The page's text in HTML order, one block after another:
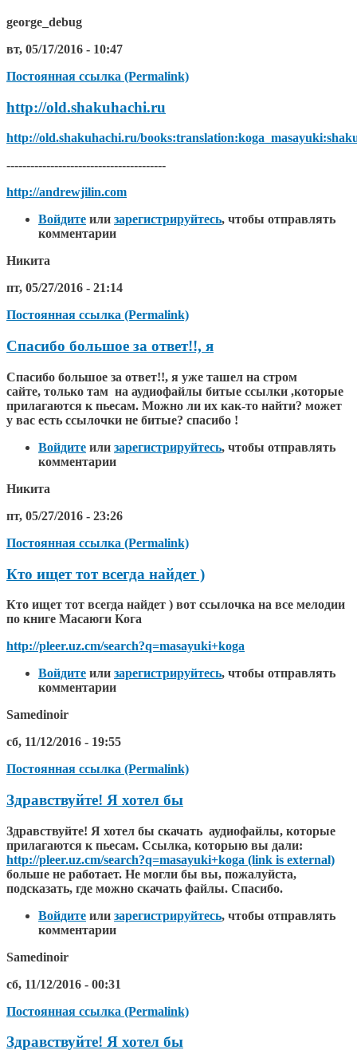
george_debug
вт, 05/17/2016 - 10:47
Постоянная ссылка (Permalink)
http://old.shakuhachi.ru
http://old.shakuhachi.ru/
----------------------------------------
http://andrewjilin.com
Войдите или зарегистрируйтесь, чтобы отправлять
комментарии
Никита
пт, 05/27/2016 - 21:14
Постоянная ссылка (Permalink)
Спасибо большое за ответ!!, я
Спасибо большое за ответ!!, я уже ташел на стром
сайте, только там на аудиофайлы битые ссылки ,которые
прилагаются к пьесам. Можно ли их как-то найти? может
у вас есть ссылочки не битые? спасибо !
Войдите или зарегистрируйтесь, чтобы отправлять
комментарии
Никита
пт, 05/27/2016 - 23:26
Постоянная ссылка (Permalink)
Кто ищет тот всегда найдет )
Кто ищет тот всегда найдет ) вот ссылочка на все мелодии
по книге Масаюги Кога
http://pleer.uz.cm/search?q=masayuki+koga
Войдите или зарегистрируйтесь, чтобы отправлять
комментарии
Samedinoir
сб, 11/12/2016 - 19:55
Постоянная ссылка (Permalink)
Здравствуйте! Я хотел бы
Здравствуйте! Я хотел бы скачать аудиофайлы, которые
прилагаются к пьесам. Ссылка, которыю вы дали:
http://pleer.uz.cm/search?q=masayuki+koga (link is external)
больше не работает. Не могли бы вы, пожалуйста,
подсказать, где можно скачать файлы. Спасибо.
Войдите или зарегистрируйтесь, чтобы отправлять
комментарии
Samedinoir
сб, 11/12/2016 - 00:31
Постоянная ссылка (Permalink)
Здравствуйте! Я хотел бы